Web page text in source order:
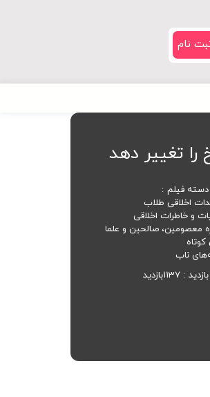
نام
تغییر دهد
دسته فیلم
اخلاقی طلاب
و خاطرات اخلاقی
معصومین، صالحین و علما
ناب
بازدید
1137بازدید